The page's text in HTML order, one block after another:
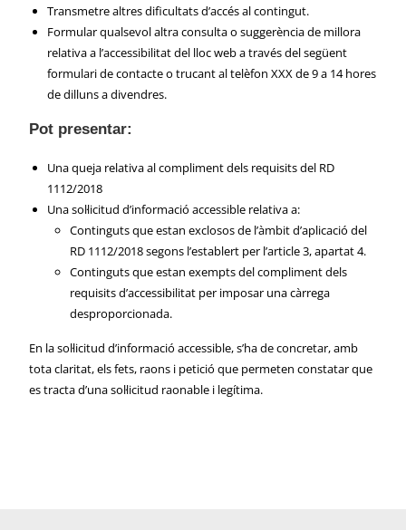
Transmetre altres dificultats d’accés al contingut.
Formular qualsevol altra consulta o suggerència de millora
relativa a l’accessibilitat del lloc web a través del següent
formulari de contacte o trucant al telèfon XXX de 9 a 14 hores
de dilluns a divendres.
Pot presentar:
Una queja relativa al compliment dels requisits del RD
1112/2018
Una sol·licitud d’informació accessible relativa a:
Continguts que estan exclosos de l’àmbit d’aplicació del
RD 1112/2018 segons l’establert per l’article 3, apartat 4.
Continguts que estan exempts del compliment dels
requisits d’accessibilitat per imposar una càrrega
desproporcionada.
En la sol·licitud d’informació accessible, s’ha de concretar, amb
tota claritat, els fets, raons i petició que permeten constatar que
es tracta d’una sol·licitud raonable i legítima.